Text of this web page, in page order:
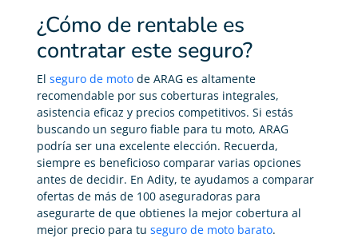
¿Cómo de rentable es
contratar este seguro?
El seguro de moto de ARAG es altamente
recomendable por sus coberturas integrales,
asistencia eficaz y precios competitivos. Si estás
buscando un seguro fiable para tu moto, ARAG
podría ser una excelente elección. Recuerda,
siempre es beneficioso comparar varias opciones
antes de decidir. En Adity, te ayudamos a comparar
ofertas de más de 100 aseguradoras para
asegurarte de que obtienes la mejor cobertura al
mejor precio para tu seguro de moto barato.